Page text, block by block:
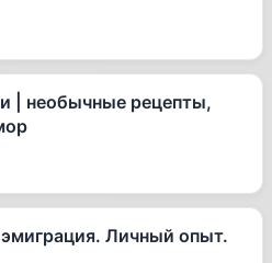
| необычные рецепты,
Личный опыт.